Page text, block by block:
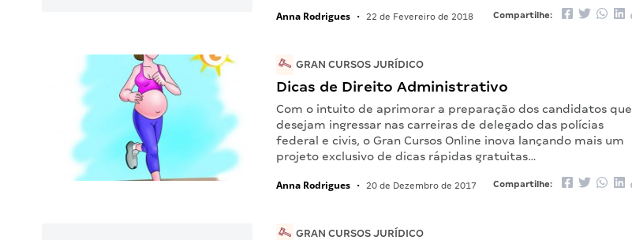
Anna Rodrigues • 22 de Fevereiro de 2018 Compartilhe:
GRAN CURSOS JURÍDICO
Dicas de Direito Administrativo
Com o intuito de aprimorar a preparação dos candidatos que
desejam ingressar nas carreiras de delegado das polícias
federal e civis, o Gran Cursos Online inova lançando mais um
projeto exclusivo de dicas rápidas gratuitas…
Anna Rodrigues • 20 de Dezembro de 2017 Compartilhe:
GRAN CURSOS JURÍDICO